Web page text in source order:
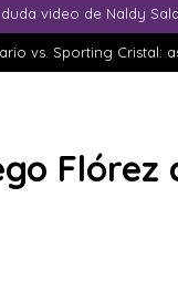
video de Naldy
vs. Sporting Cristal: